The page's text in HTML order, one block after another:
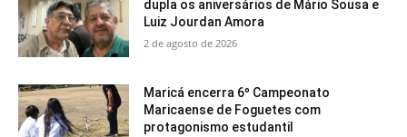
dupla os aniversários de Mário Sousa e
Luiz Jourdan Amora
2 de agosto de 2026
Maricá encerra 6º Campeonato
Maricaense de Foguetes com
protagonismo estudantil